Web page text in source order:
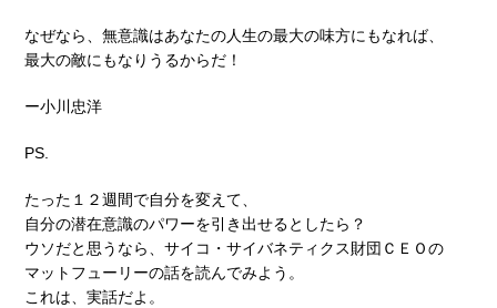
なぜなら、無意識はあなたの人生の最大の味方にもなれば、
最大の敵にもなりうるからだ！
ー小川忠洋
PS.
たった１２週間で自分を変えて、
自分の潜在意識のパワーを引き出せるとしたら？
ウソだと思うなら、サイコ・サイバネティクス財団ＣＥＯの
マットフューリーの話を読んでみよう。
これは、実話だよ。